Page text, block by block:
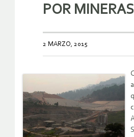
POR MINERAS
2 MARZO, 2015